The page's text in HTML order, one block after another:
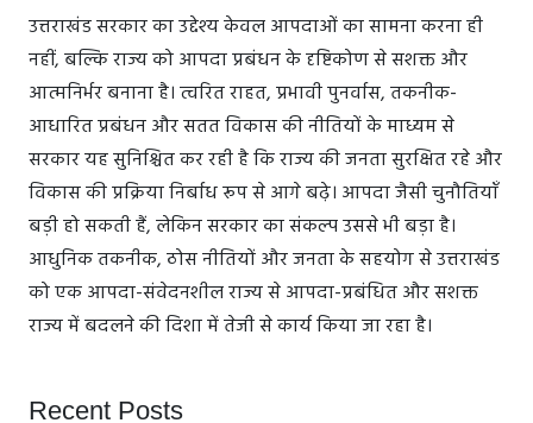
उत्तराखंड सरकार का उद्देश्य केवल आपदाओं का सामना करना ही
नहीं, बल्कि राज्य को आपदा प्रबंधन के दृष्टिकोण से सशक्त और
आत्मनिर्भर बनाना है। त्वरित राहत, प्रभावी पुनर्वास, तकनीक-
आधारित प्रबंधन और सतत विकास की नीतियों के माध्यम से
सरकार यह सुनिश्चित कर रही है कि राज्य की जनता सुरक्षित रहे और
विकास की प्रक्रिया निर्बाध रूप से आगे बढ़े। आपदा जैसी चुनौतियाँ
बड़ी हो सकती हैं, लेकिन सरकार का संकल्प उससे भी बड़ा है।
आधुनिक तकनीक, ठोस नीतियों और जनता के सहयोग से उत्तराखंड
को एक आपदा-संवेदनशील राज्य से आपदा-प्रबंधित और सशक्त
राज्य में बदलने की दिशा में तेजी से कार्य किया जा रहा है।
Recent Posts